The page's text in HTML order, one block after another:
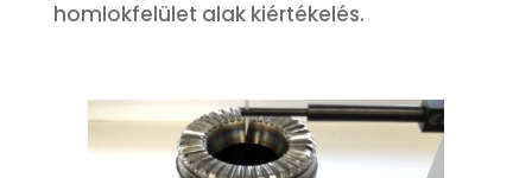
homlokfelület alak kiértékelés.